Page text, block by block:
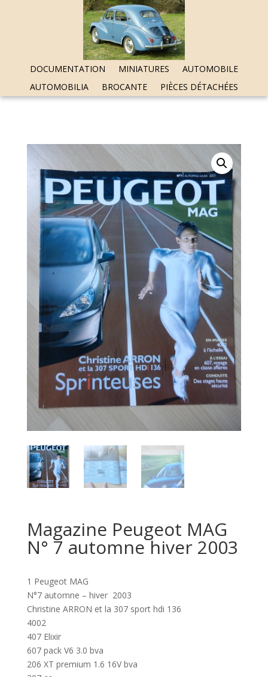
DOCUMENTATION MINIATURES
AUTOMOBILE
AUTOMOBILIA
BROCANTE PIÈCES DÉTACHÉES
Magazine Peugeot MAG
N° 7 automne hiver 2003
1 Peugeot MAG
N°7 automne – hiver 2003
Christine ARRON et la 307 sport hdi 136
4002
407 Elixir
607 pack V6 3.0 bva
206 XT premium 1.6 16V bva